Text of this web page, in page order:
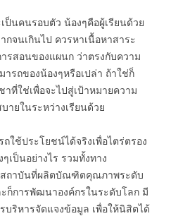
ป็นคนรอบตัว น้องๆคือผู้เรียนด้วย
จนเกินไป ควรหาเนื้อหาสาระ
รสอนของแผนก ว่าตรงกับความ
รถของน้องๆหรือเปล่า ถ้าใช่ก็
ที่ใช่เพื่อจะไปสู่เป้าหมายความ
ายในระหว่างเรียนด้วย
ใช้ประโยชน์ได้จริงเพื่อไตร่ตรอง
เป็นอย่างไร รวมทั้งทาง
ถาบันที่ผลิตบัณฑิตคุณภาพระดับ
ก็การพัฒนาองค์กรในระดับโลก มี
บริหารจัดแจงข้อมูล เพื่อให้นิสิตได้